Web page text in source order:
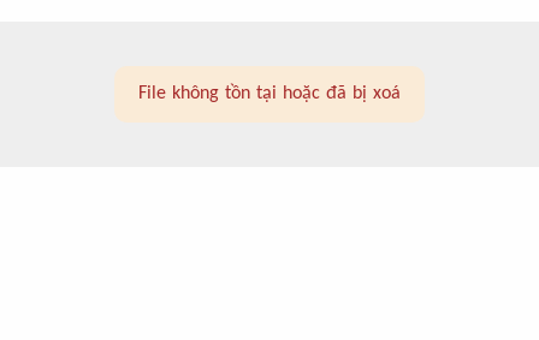
File không tồn tại hoặc đã bị xoá